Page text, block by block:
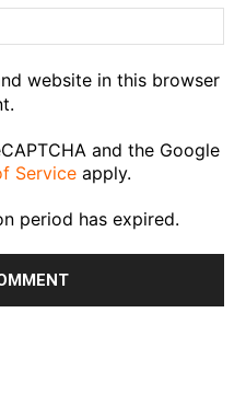
website in this browser
and the Google
Service apply.
period has expired.